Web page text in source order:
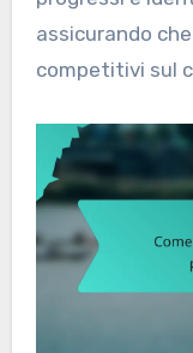
assicurando
competitivi sul